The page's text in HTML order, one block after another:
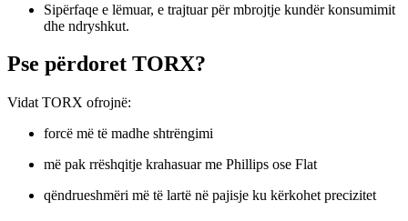
Sipërfaqe e lëmuar, e trajtuar për mbrojtje kundër konsumimit
dhe ndryshkut.
Pse përdoret TORX?
Vidat TORX ofrojnë:
forcë më të madhe shtrëngimi
më pak rrëshqitje krahasuar me Phillips ose Flat
qëndrueshmëri më të lartë në pajisje ku kërkohet precizitet